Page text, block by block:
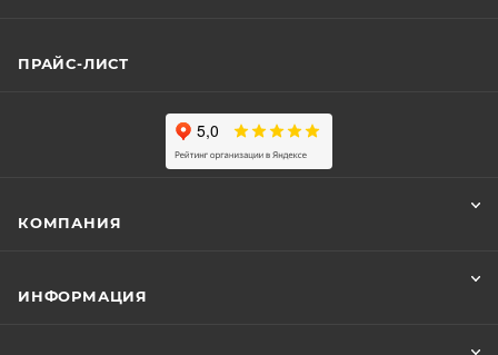
ПРАЙС-ЛИСТ
КОМПАНИЯ
ИНФОРМАЦИЯ